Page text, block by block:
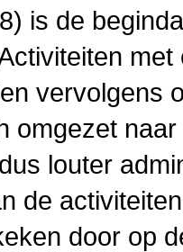
is de
vervolgens
omgezet
louter
de
door op